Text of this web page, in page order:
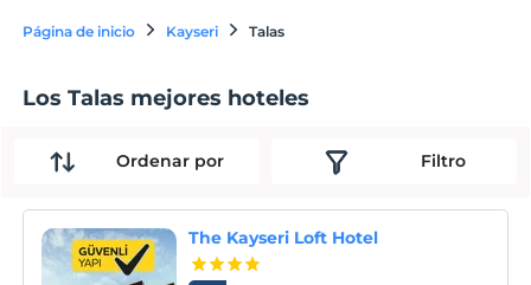
Página de inicio Kayseri Talas
Los Talas mejores hoteles
Ordenar por Filtro
The Kayseri Loft Hotel